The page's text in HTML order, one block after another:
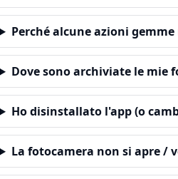
Perché alcune azioni
Dove sono archiviate le mie
Ho disinstallato l'app (o
La fotocamera non si apre /